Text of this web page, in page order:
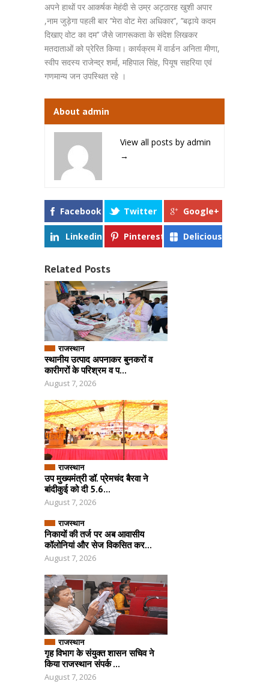
अपने हाथों पर आकर्षक मेहंदी से उम्र अट्ठारह खुशी अपार
,नाम जुड़ेगा पहली बार ’’मेरा वोट मेरा अधिकार’’, ’’बढ़ाये कदम
दिखाए वोट का दम’’ जैसे जागरूकता के संदेश लिखकर
मतदाताओं को प्रेरित किया। कार्यक्रम में वार्डन अनिता मीणा,
स्वीप सदस्य राजेन्द्र शर्मा, महिपाल सिंह, पियूष सहरिया एवं
गणमान्य जन उपस्थित रहे ।
About admin
View all posts by admin
→
Facebook Twitter Google+
Linkedin Pinterest Delicious
Related Posts
राजस्थान
स्थानीय उत्पाद अपनाकर बुनकरों व
कारीगरों के परिश्रम व प...
August 7, 2026
राजस्थान
उप मुख्यमंत्री डॉ. प्रेमचंद बैरवा ने
बांदीकुई को दी 5.6...
August 7, 2026
राजस्थान
निकायों की तर्ज पर अब आवासीय
कॉलोनियां और सेज विकसित कर...
August 7, 2026
राजस्थान
गृह विभाग के संयुक्त शासन सचिव ने
किया राजस्थान संपर्क ...
August 7, 2026